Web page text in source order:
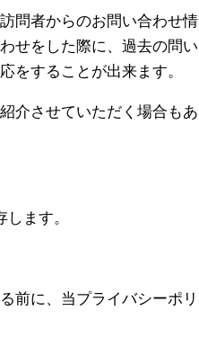
問者からのお問い合わせ情
せをした際に、過去の問い
をすることが出来ます。
介させていただく場合もあ
ます。
前に、当プライバシーポリ